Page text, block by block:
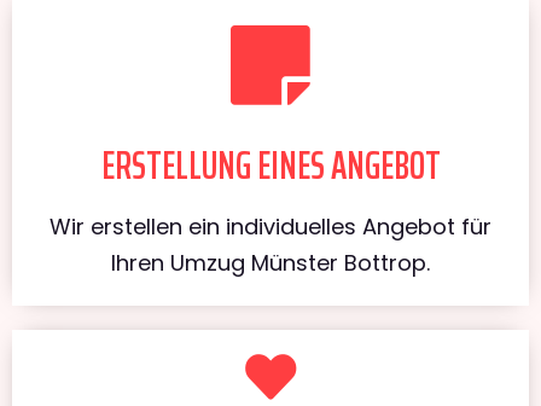
ERSTELLUNG EINES ANGEBOT
Wir erstellen ein individuelles Angebot für
Ihren Umzug Münster Bottrop.